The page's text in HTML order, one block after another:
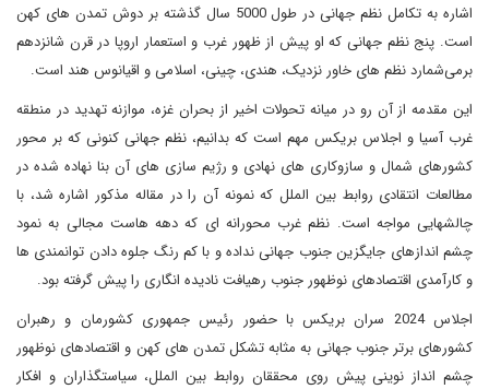
اشاره به تکامل نظم جهانی در طول 5000 سال گذشته بر دوش تمدن های کهن
است. پنج نظم جهانی که او پیش از ظهور غرب و استعمار اروپا در قرن شانزدهم
برمی‌شمارد نظم های خاور نزدیک، هندی، چینی، اسلامی و اقیانوس هند است.
این مقدمه از آن رو در میانه تحولات اخیر از بحران غزه، موازنه تهدید در منطقه
غرب آسیا و اجلاس بریکس مهم است که بدانیم، نظم جهانی کنونی که بر محور
کشورهای شمال و سازوکاری های نهادی و رژیم سازی های آن بنا نهاده شده در
مطالعات انتقادی روابط بین الملل که نمونه آن را در مقاله مذکور اشاره شد، با
چالشهایی مواجه است. نظم غرب محورانه ای که دهه هاست مجالی به نمود
چشم اندازهای جایگزین جنوب جهانی نداده و با کم رنگ جلوه دادن توانمندی ها
و کارآمدی اقتصادهای نوظهور جنوب رهیافت نادیده انگاری را پیش گرفته بود.
اجلاس 2024 سران بریکس با حضور رئیس جمهوری کشورمان و رهبران
کشورهای برتر جنوب جهانی به مثابه تشکل تمدن های کهن و اقتصادهای نوظهور
چشم انداز نوینی پیش روی محققان روابط بین الملل، سیاستگذاران و افکار